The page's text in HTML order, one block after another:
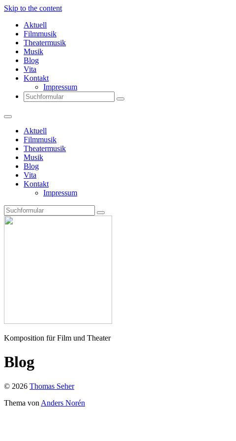
Skip to the content
Aktuell
Filmmusik
Theatermusik
Musik
Blog
Vita
Kontakt
Impressum
Search
Aktuell
Filmmusik
Theatermusik
Musik
Blog
Vita
Kontakt
Impressum
Search
Komposition für Film und Theater
Blog
© 2026 Thomas Seher
Thema von Anders Norén